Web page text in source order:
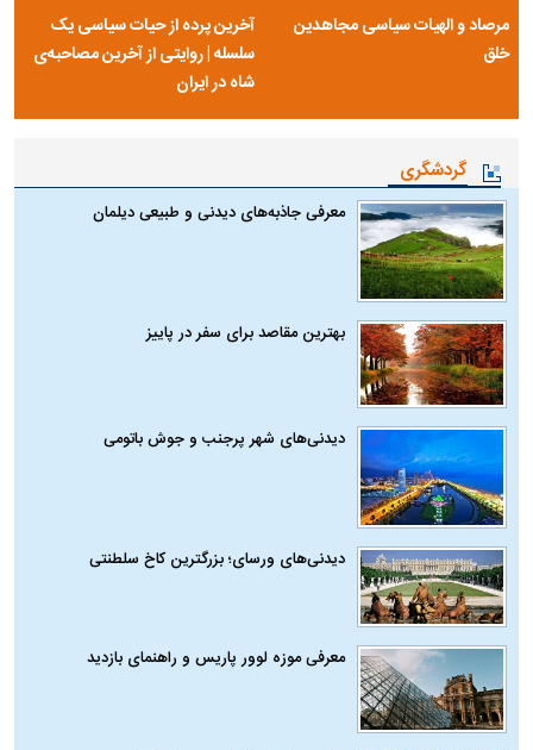
مرصاد و الهیات سیاسی مجاهدین
خلق
آخرین پرده از حیات سیاسی یک
سلسله | روایتی از آخرین مصاحبه‌ی
شاه در ایران
گردشگری
معرفی جاذبه‌های دیدنی و طبیعی دیلمان
بهترین مقاصد برای سفر در پاییز
دیدنی‌های شهر پرجنب و جوش باتومی
دیدنی‌های ورسای؛ بزرگترین کاخ سلطنتی
معرفی موزه لوور پاریس و راهنمای بازدید